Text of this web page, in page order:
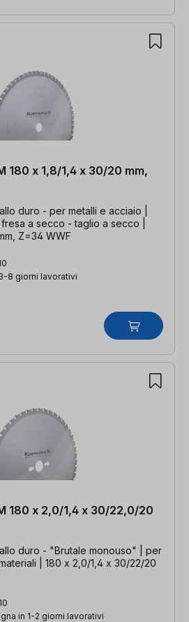
180 x 1,8/1,4 x 30/20 mm,
duro - per metalli e acciaio |
a secco - taglio a secco |
Z=34 WWF
8 giorni lavorativi
180 x 2,0/1,4 x 30/22,0/20
duro - "Brutale monouso" | per
| 180 x 2,0/1,4 x 30/22/20
in 1-2 giorni lavorativi